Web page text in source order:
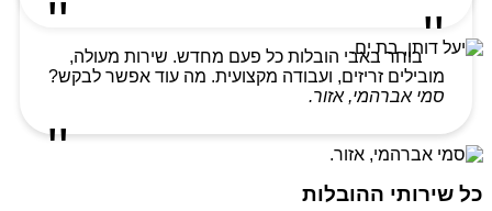
בוחר באבי הובלות כל פעם מחדש. שירות מעולה,
מובילים זריזים, ועבודה מקצועית. מה עוד אפשר לבקש?
סמי אברהמי, אזור.
כל שירותי ההובלות